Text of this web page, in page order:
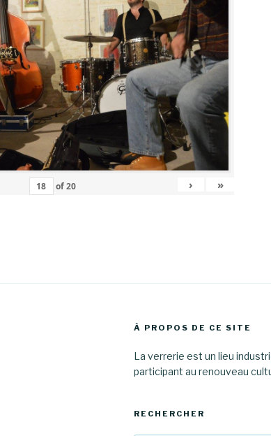
of20 › »
À PROPOS DE CE SITE
La verrerie est un lieu
participant au renouveau
RECHERCHER